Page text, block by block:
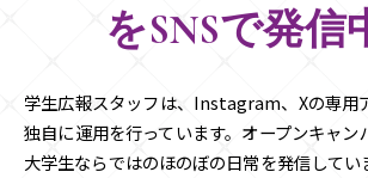
をSNSで発信
学生広報スタッフは、Instagram、Xの専用
独自に運用を行っています。オープンキャン
大学生ならではのほのぼの日常を発信してい